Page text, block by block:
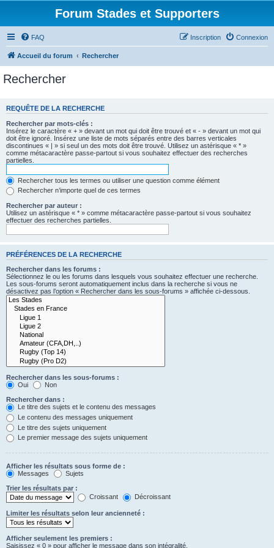
Forum Stades et Supporters
FAQ Connexion
Inscription
Accueil du forum Rechercher
Rechercher
REQUÊTE DE LA RECHERCHE
Rechercher par mots-clés :
Insérez le caractère « + » devant un mot qui doit être trouvé et « - » devant un mot qui
doit être ignoré. Insérez une liste de mots séparés entre des barres verticales
discontinues « | » si seul un des mots doit être trouvé. Utilisez un astérisque « * »
comme métacaractère passe-partout si vous souhaitez effectuer des recherches
partielles.
Rechercher tous les termes ou utiliser une question comme élément
Rechercher n’importe quel de ces termes
Rechercher par auteur :
Utilisez un astérisque « * » comme métacaractère passe-partout si vous souhaitez
effectuer des recherches partielles.
PRÉFÉRENCES DE LA RECHERCHE
Rechercher dans les forums :
Sélectionnez le ou les forums dans lesquels vous souhaitez effectuer une recherche.
Les sous-forums seront automatiquement inclus dans la recherche si vous ne
désactivez pas l’option « Rechercher dans les sous-forums » affichée ci-dessous.
Rechercher dans les sous-forums :
Oui
Non
Rechercher dans :
Le titre des sujets et le contenu des messages
Le contenu des messages uniquement
Le titre des sujets uniquement
Le premier message des sujets uniquement
Afficher les résultats sous forme de :
Messages
Sujets
Trier les résultats par :
Croissant
Décroissant
Limiter les résultats selon leur ancienneté :
Afficher seulement les premiers :
Saisissez « 0 » pour afficher le message dans son intégralité.